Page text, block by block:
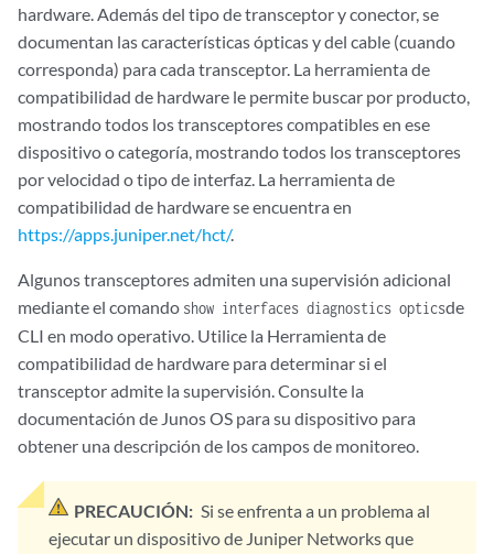
hardware. Además del tipo de transceptor y conector, se
documentan las características ópticas y del cable (cuando
corresponda) para cada transceptor. La herramienta de
compatibilidad de hardware le permite buscar por producto,
mostrando todos los transceptores compatibles en ese
dispositivo o categoría, mostrando todos los transceptores
por velocidad o tipo de interfaz. La herramienta de
compatibilidad de hardware se encuentra en
https://apps.juniper.net/hct/.
Algunos transceptores admiten una supervisión adicional
mediante el comando show interfaces diagnostics opticsde
CLI en modo operativo. Utilice la Herramienta de
compatibilidad de hardware para determinar si el
transceptor admite la supervisión. Consulte la
documentación de Junos OS para su dispositivo para
obtener una descripción de los campos de monitoreo.
PRECAUCIÓN: Si se enfrenta a un problema al
ejecutar un dispositivo de Juniper Networks que